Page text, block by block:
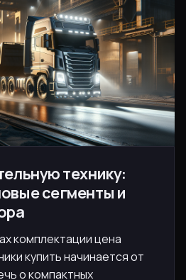
технику:
сегменты и
комплектации цена
купить начинается от
о компактных